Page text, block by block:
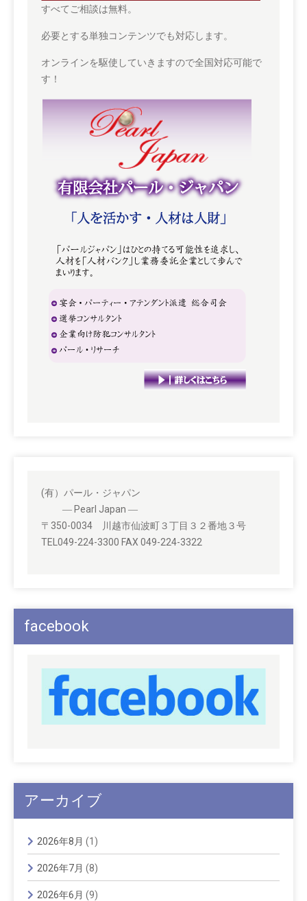
すべてご相談は無料。
必要とする単独コンテンツでも対応します。
オンラインを駆使していきますので全国対応可能で
す！
(有）パール・ジャパン
― Pearl Japan ―
〒350-0034 川越市仙波町３丁目３２番地３号
TEL049-224-3300 FAX 049-224-3322
facebook
アーカイブ
2026年8月 (1)
2026年7月 (8)
2026年6月 (9)